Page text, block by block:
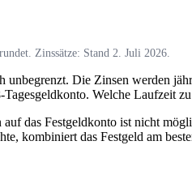
Zinssätze: Stand 2. Juli 2026.
unbegrenzt. Die Zinsen werden
Tagesgeldkonto. Welche Laufzeit
das Festgeldkonto ist nicht
kombiniert das Festgeld am